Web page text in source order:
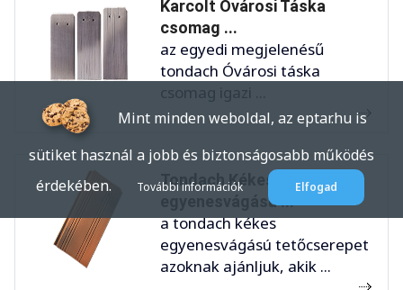
Karcolt Óvárosi Táska
csomag ...
az egyedi megjelenésű
tondach Óvárosi táska
csomag igazi ...
Tondach Kékes
egyenesvágású ...
a tondach kékes
egyenesvágású tetőcserepet
azoknak ajánljuk, akik ...
Mint minden weboldal, az eptar.hu is
sütiket használ a jobb és biztonságosabb működés
érdekében.
További információk Elfogad